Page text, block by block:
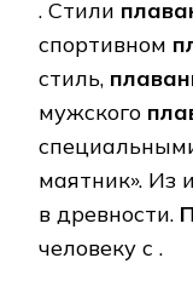
. Стили
спортивном
стиль,
мужского
маятник». Из
в древности.
человеку с .